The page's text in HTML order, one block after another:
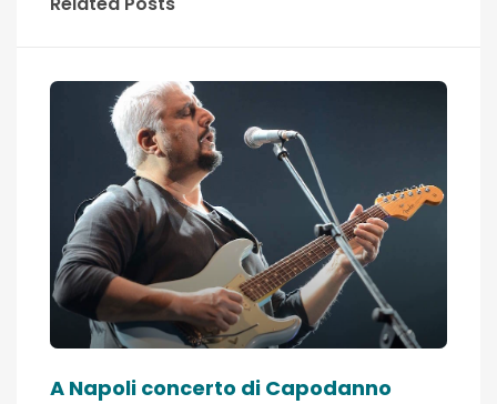
A Napoli concerto di Capodanno